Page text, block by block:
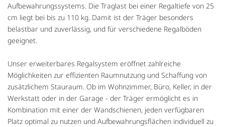
Aufbewahrungssystems. Die Traglast bei einer Regaltiefe von 25
cm liegt bei bis zu 110 kg. Damit ist der Träger besonders
belastbar und zuverlässig, und für verschiedene Regalböden
geeignet.
Unser erweiterbares Regalsystem eröffnet zahlreiche
Möglichkeiten zur effizienten Raumnutzung und Schaffung von
zusätzlichem Stauraum. Ob im Wohnzimmer, Büro, Keller, in der
Werkstatt oder in der Garage - der Träger ermöglicht es in
Kombination mit einer der Wandschienen, jeden verfügbaren
Platz optimal zu nutzen und Aufbewahrungsflächen individuell zu